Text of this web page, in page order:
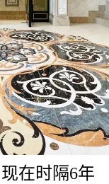
在时隔6年